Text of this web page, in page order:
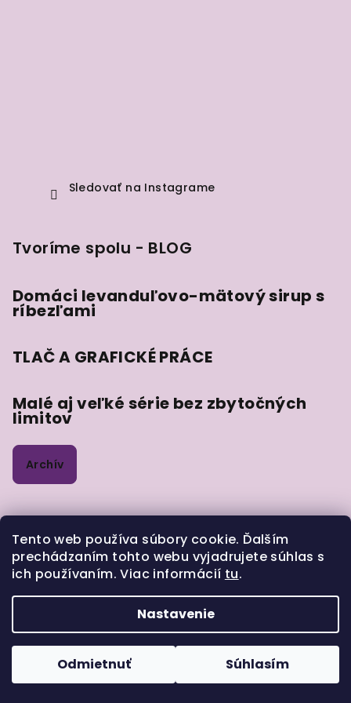
Tento web používa súbory cookie. Ďalším
prechádzaním tohto webu vyjadrujete súhlas s
ich používaním. Viac informácií tu.
Nastavenie
Odmietnuť Súhlasím
Sledovať na Instagrame
Tvoríme spolu - BLOG
Domáci levanduľovo-mätový sirup s
ríbezľami
TLAČ A GRAFICKÉ PRÁCE
Malé aj veľké série bez zbytočných
limitov
Archív
Informácie
Hodnotenie obchodu
Kontaktujte nás
GDPR
Zásady pre vrátenie tovaru
Moja objednávka